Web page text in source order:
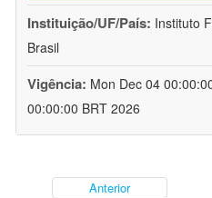
Instituição/UF/País: Instituto
Brasil
Vigência: Mon Dec 04
00:00:00 BRT 2026
Anterior